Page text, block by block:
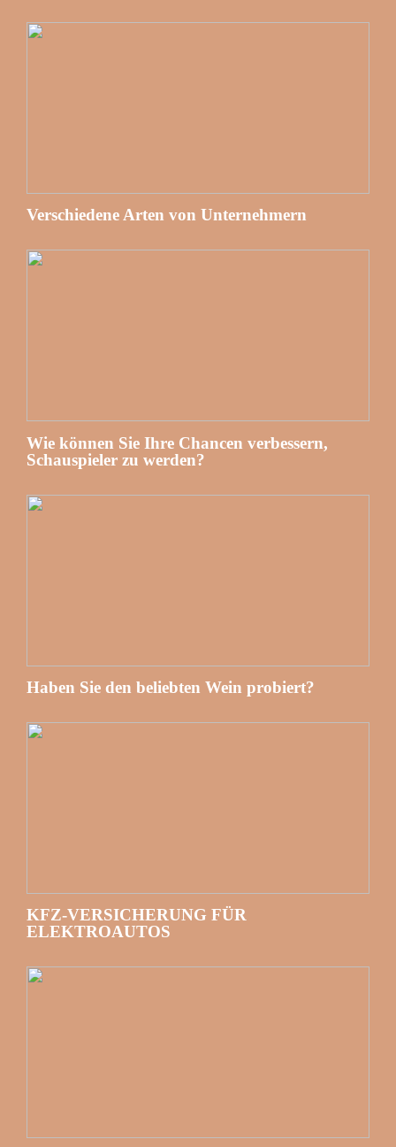
Verschiedene Arten von Unternehmern
Wie können Sie Ihre Chancen verbessern,
Schauspieler zu werden?
Haben Sie den beliebten Wein probiert?
KFZ-VERSICHERUNG FÜR
ELEKTROAUTOS